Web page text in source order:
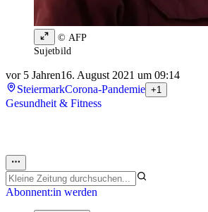
© AFP
Sujetbild
vor 5 Jahren16. August 2021 um 09:14
SteiermarkCorona-Pandemie +1
Gesundheit & Fitness
Abonnent:in werden